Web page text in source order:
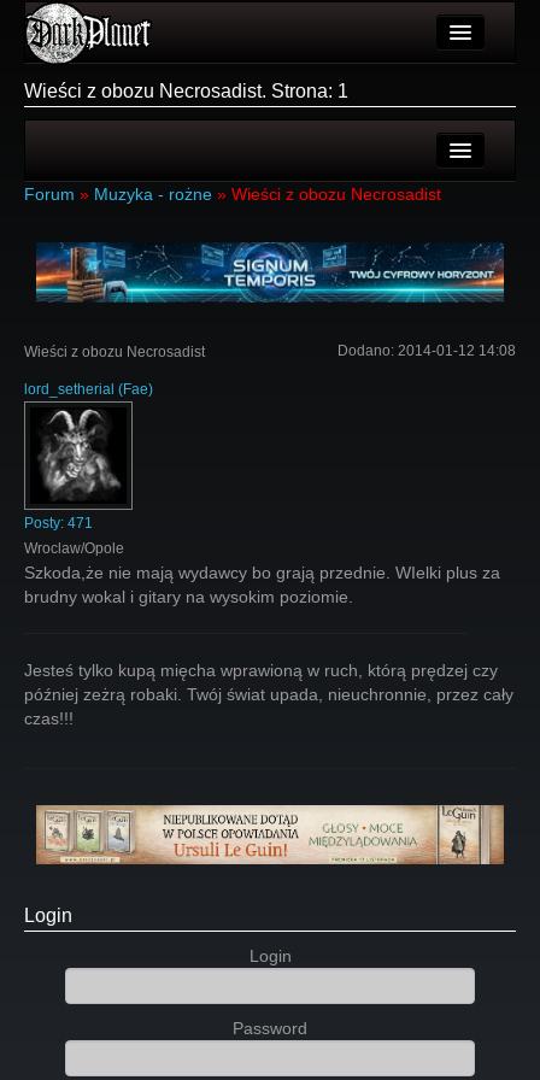
Użytkownicy
Forum
Login
Wieści z obozu Necrosadist. Strona: 1
Ostatnie tematy
Nowe tematy
Login
Forum » Muzyka - rożne » Wieści z obozu Necrosadist
Wieści z obozu Necrosadist Dodano: 2014-01-12 14:08
lord_setherial (Fae)
Posty: 471
Wroclaw/Opole
Szkoda,że nie mają wydawcy bo grają przednie. WIelki plus za
brudny wokal i gitary na wysokim poziomie.
Jesteś tylko kupą mięcha wprawioną w ruch, którą prędzej czy
później zeżrą robaki. Twój świat upada, nieuchronnie, przez cały
czas!!!
Login
Login
Password